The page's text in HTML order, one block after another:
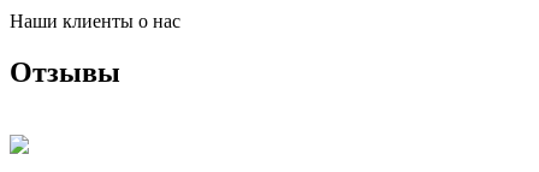
Наши клиенты о нас
Отзывы